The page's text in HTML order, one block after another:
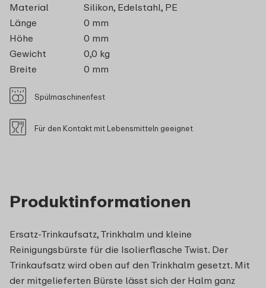
Produktinformationen
Ersatz-Trinkaufsatz, Trinkhalm und kleine
Reinigungsbürste für die Isolierflasche Twist. Der
Trinkaufsatz wird oben auf den Trinkhalm gesetzt. Mit
der mitgelieferten Bürste lässt sich der Halm ganz
Material
Silikon, Edelstahl, PE
Länge
0 mm
Höhe
0 mm
Gewicht
0,0 kg
Breite
0 mm
Spülmaschinenfest
Für den Kontakt mit Lebensmitteln geeignet